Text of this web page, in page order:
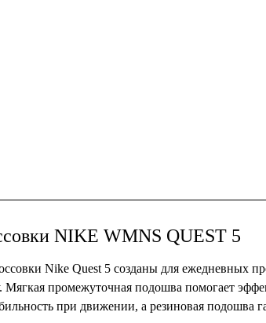
NIKE WMNS QUEST 5
Nike Quest 5 созданы для ежедневных
Мягкая промежуточная подошва помогает
при движении, а резиновая подошва